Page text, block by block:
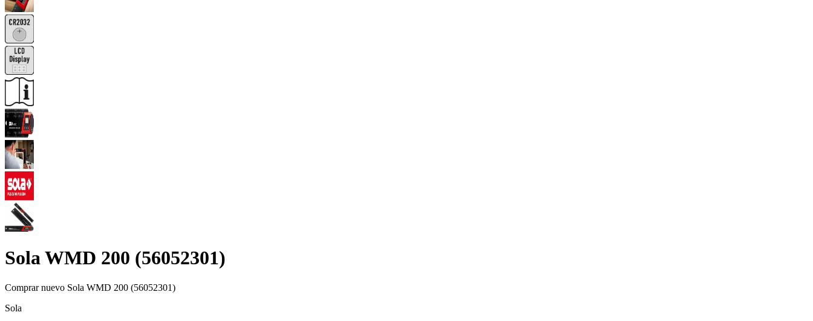
Sola WMD 200 (56052301)
Comprar nuevo Sola WMD 200 (56052301)
Sola